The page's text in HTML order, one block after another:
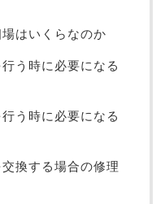
はいくらなのか
う時に必要になる
う時に必要になる
換する場合の修理